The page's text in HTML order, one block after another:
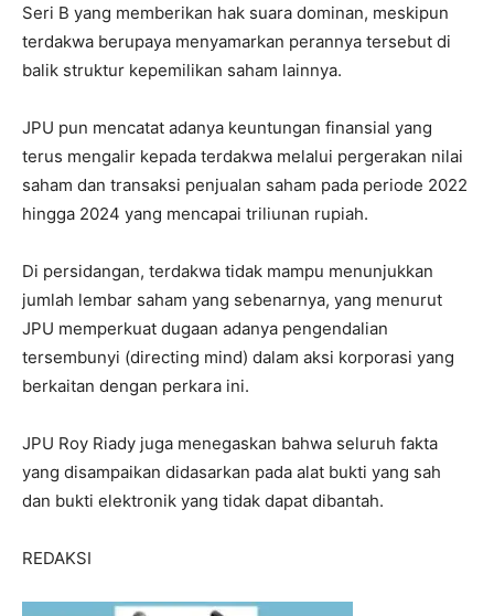
I WANT IN
I've read and accept the Privacy Policy
Seri B yang memberikan hak suara dominan, meskipun
terdakwa berupaya menyamarkan perannya tersebut di
balik struktur kepemilikan saham lainnya.
JPU pun mencatat adanya keuntungan finansial yang
terus mengalir kepada terdakwa melalui pergerakan nilai
saham dan transaksi penjualan saham pada periode 2022
hingga 2024 yang mencapai triliunan rupiah.
Di persidangan, terdakwa tidak mampu menunjukkan
jumlah lembar saham yang sebenarnya, yang menurut
JPU memperkuat dugaan adanya pengendalian
tersembunyi (directing mind) dalam aksi korporasi yang
berkaitan dengan perkara ini.
JPU Roy Riady juga menegaskan bahwa seluruh fakta
yang disampaikan didasarkan pada alat bukti yang sah
dan bukti elektronik yang tidak dapat dibantah.
REDAKSI